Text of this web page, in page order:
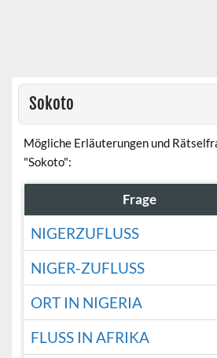
Sokoto
Mögliche Erläuterungen und
"Sokoto":
Frage
NIGERZUFLUSS
NIGER-ZUFLUSS
ORT IN NIGERIA
FLUSS IN AFRIKA